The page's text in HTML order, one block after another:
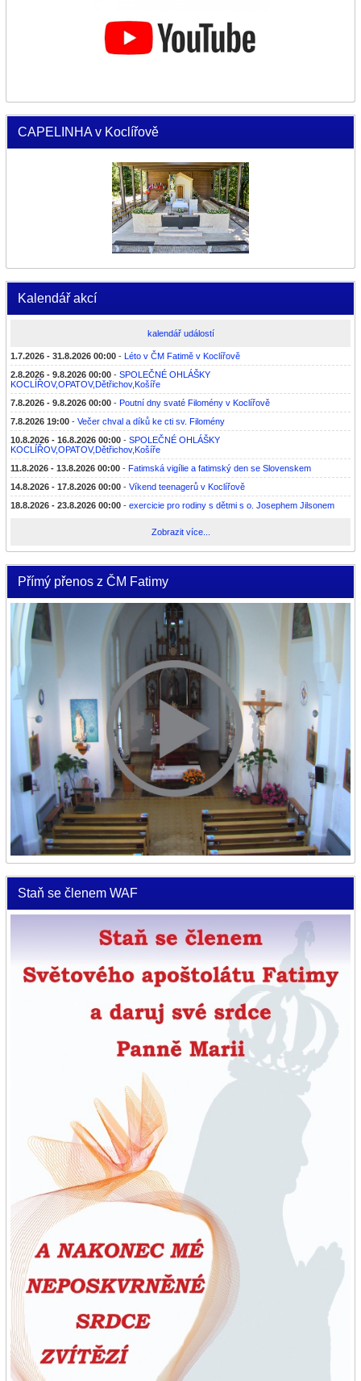
CAPELINHA v Koclířově
Kalendář akcí
kalendář událostí
1.7.2026 - 31.8.2026 00:00 - Léto v ČM Fatimě v Koclířově
2.8.2026 - 9.8.2026 00:00 - SPOLEČNÉ OHLÁŠKY
KOCLÍŘOV,OPATOV,Dětřichov,Košíře
7.8.2026 - 9.8.2026 00:00 - Poutní dny svaté Filomény v Koclířově
7.8.2026 19:00 - Večer chval a díků ke cti sv. Filomény
10.8.2026 - 16.8.2026 00:00 - SPOLEČNÉ OHLÁŠKY
KOCLÍŘOV,OPATOV,Dětřichov,Košíře
11.8.2026 - 13.8.2026 00:00 - Fatimská vigílie a fatimský den se Slovenskem
14.8.2026 - 17.8.2026 00:00 - Víkend teenagerů v Koclířově
18.8.2026 - 23.8.2026 00:00 - exercicie pro rodiny s dětmi s o. Josephem Jilsonem
Zobrazit více...
Přímý přenos z ČM Fatimy
Staň se členem WAF